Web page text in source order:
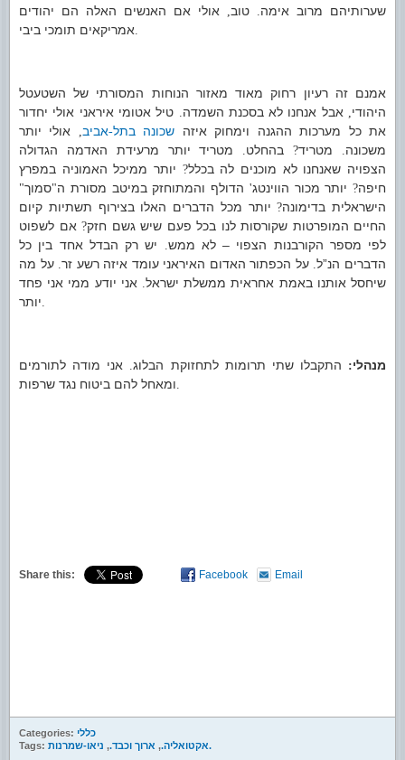
שערותיהם מרוב אימה. טוב, אולי אם האנשים האלה הם יהודים
אמריקאים תומכי ביבי.
אמנם זה רעיון רחוק מאוד מאזור הנוחות המסורתי של השטעטל
היהודי,אבל אנחנו לא בסכנת השמדה. טיל אטומי איראני אולי יחדור
את כל מערכות ההגנה וימחוק איזה שכונה בתל-אביב, אולי יותר
משכונה. מטריד? בהחלט. מטריד יותר מרעידת האדמה הגדולה
הצפויה שאנחנו לא מוכנים לה בכלל? יותר ממיכל האמוניה במפרץ
חיפה? יותר מכור הווינטג' הדולף והמתוחזק במיטב מסורת ה"סמוך"
הישראלית בדימונה? יותר מכל הדברים האלו בצירוף תשתיות קיום
החיים המופרטות שקורסות לנו בכל פעם שיש גשם חזק?אם לשפוט
לפי מספר הקורבנות הצפוי – לא ממש. יש רק הבדל אחד בין כל
הדברים הנ”ל.על הכפתור האדום האיראני עומד איזה רשע זר.על מה
שיחסל אותנו באמת אחראית ממשלת ישראל.אני יודע ממי אני פחד
יותר.
מנהלי: התקבלו שתי תרומות לתחזוקת הבלוג. אני מודה לתורמים
ומאחל להם ביטוח נגד שרפות.
Share this: Facebook Email
Categories: כללי
Tags:
אקטואליה., ארוך וכבד., ניאו-שמרנות.